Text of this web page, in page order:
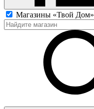
Магазины «Твой Дом»